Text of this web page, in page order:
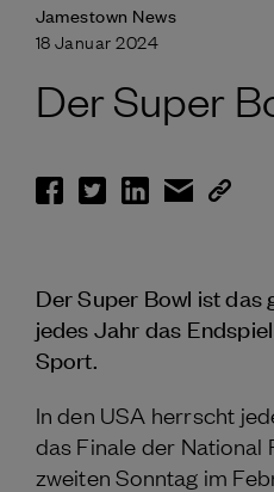
Jamestown News
18 Januar 2024
Der Super
Der Super Bowl ist
jedes Jahr das
Sport.
In den USA herrscht
das Finale der National
zweiten Sonntag im